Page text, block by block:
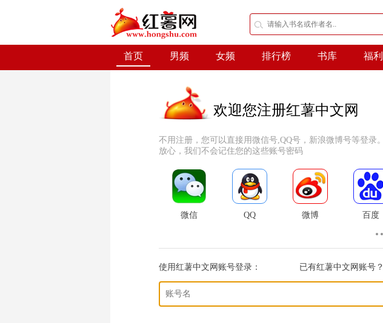
首页 男频 女频 排行榜 书库 福利
欢迎您注册红薯中文网
不用注册，您可以直接用微信号,QQ号，新浪微博号等登录。
放心，我们不会记住您的这些账号密码
微信 QQ 微博 百度
使用红薯中文网账号登录： 已有红薯中文网账号？